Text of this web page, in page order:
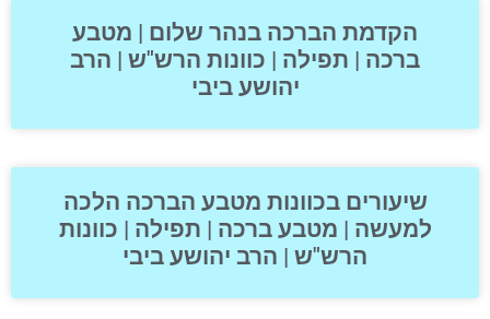
הקדמת הברכה בנהר שלום | מטבע
ברכה | תפילה | כוונות הרש"ש | הרב
יהושע ביבי
שיעורים בכוונות מטבע הברכה הלכה
למעשה | מטבע ברכה | תפילה | כוונות
הרש"ש | הרב יהושע ביבי